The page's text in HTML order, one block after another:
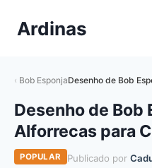
paraArdinas
Bob EsponjaDesenho de Bob
Desenho de Bob
Alforrecas para
POPULAR Publicado por